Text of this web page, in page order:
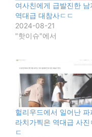
여사친에게 급발진한 남
역대급 대참사ㄷㄷ
2024-08-21
"핫이슈"에서
헐리우드에서 일어난 파
라치가찍은 역대급 사진
ㄷ